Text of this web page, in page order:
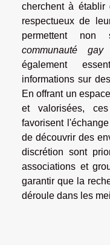
cherchent à
respectueux de
permettent non
communauté gay
également
informations sur des
En offrant un
et valorisées,
favorisent
de découvrir des
discrétion sont
associations et
garantir que la
déroule dans les